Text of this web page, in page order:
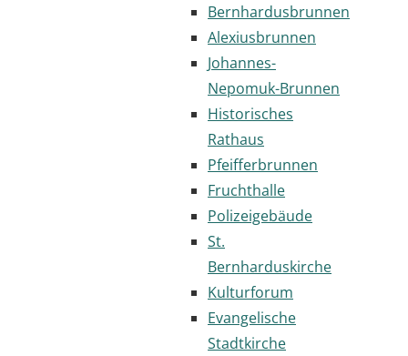
Bernhardusbrunnen
Alexiusbrunnen
Johannes-
Nepomuk-Brunnen
Historisches
Rathaus
Pfeifferbrunnen
Fruchthalle
Polizeigebäude
St.
Bernharduskirche
Kulturforum
Evangelische
Stadtkirche